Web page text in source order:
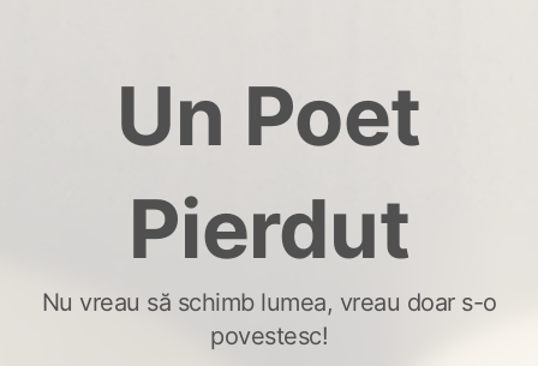
Un Poet
Pierdut
Nu vreau să schimb lumea, vreau doar s-o
povestesc!